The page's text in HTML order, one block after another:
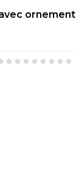
ornement